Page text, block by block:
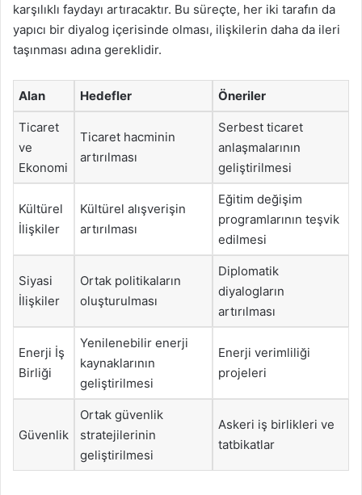
karşılıklı faydayı artıracaktır. Bu süreçte, her iki tarafın da
yapıcı bir diyalog içerisinde olması, ilişkilerin daha da ileri
taşınması adına gereklidir.
Alan Hedefler Öneriler
Ticaret
ve
Ekonomi
Ticaret hacminin
artırılması
Serbest ticaret
anlaşmalarının
geliştirilmesi
Kültürel
İlişkiler
Kültürel alışverişin
artırılması
Eğitim değişim
programlarının teşvik
edilmesi
Siyasi
İlişkiler
Ortak politikaların
oluşturulması
Diplomatik
diyalogların
artırılması
Enerji İş
Birliği
Yenilenebilir enerji
kaynaklarının
geliştirilmesi
Enerji verimliliği
projeleri
Güvenlik
Ortak güvenlik
stratejilerinin
geliştirilmesi
Askeri iş birlikleri ve
tatbikatlar